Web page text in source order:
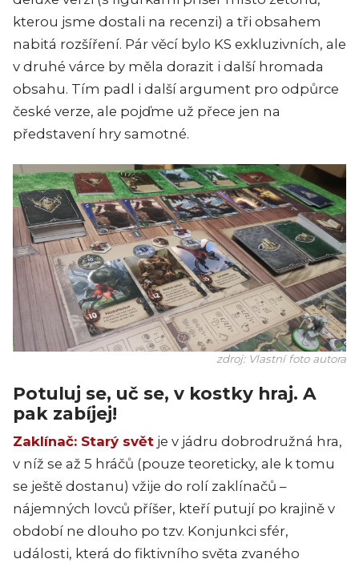
kterou jsme dostali na recenzi) a tři obsahem
nabitá rozšíření. Pár věcí bylo KS exkluzivních, ale
v druhé várce by měla dorazit i další hromada
obsahu. Tím padl i další argument pro odpůrce
české verze, ale pojďme už přece jen na
představení hry samotné.
zdroj: Vlastní foto autora
Potuluj se, uč se, v kostky hraj. A
pak zabíjej!
Zaklínač: Starý svět je v jádru dobrodružná hra,
v níž se až 5 hráčů (pouze teoreticky, ale k tomu
se ještě dostanu) vžije do rolí zaklínačů –
nájemných lovců příšer, kteří putují po krajině v
období ne dlouho po tzv. Konjunkci sfér,
události, která do fiktivního světa zvaného